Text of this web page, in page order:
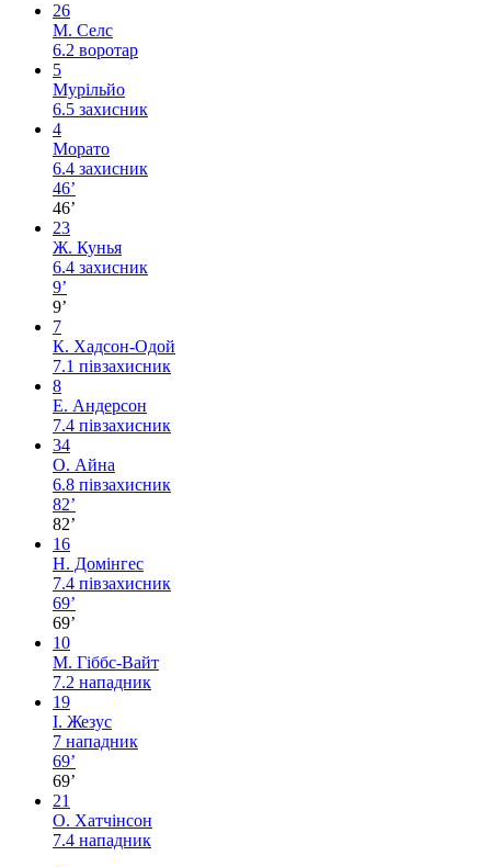
26
М. Селс
6.2 воротар
5
Мурільйо
6.5 захисник
4
Морато
6.4 захисник
46’
46’
23
Ж. Кунья
6.4 захисник
9’
9’
7
К. Хадсон-Одой
7.1 півзахисник
8
Е. Андерсон
7.4 півзахисник
34
О. Айна
6.8 півзахисник
82’
82’
16
Н. Домінгес
7.4 півзахисник
69’
69’
10
М. Гіббс-Вайт
7.2 нападник
19
І. Жезус
7 нападник
69’
69’
21
О. Хатчінсон
7.4 нападник